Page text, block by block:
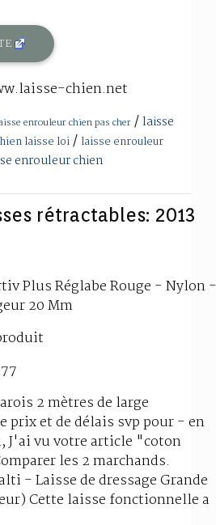
chien.net
enrouleur chien pas cher /laisse
laisse loi/ laisse enrouleur
enrouleur chien
rétractables: 2013
Plus Réglabe Rouge - Nylon -
20 Mm
2 mètres de large
prix et de délais svp pour - en
J'ai vu votre article "coton
les 2 marchands.
- Laisse de dressage Grande
Cette laisse fonctionnelle a